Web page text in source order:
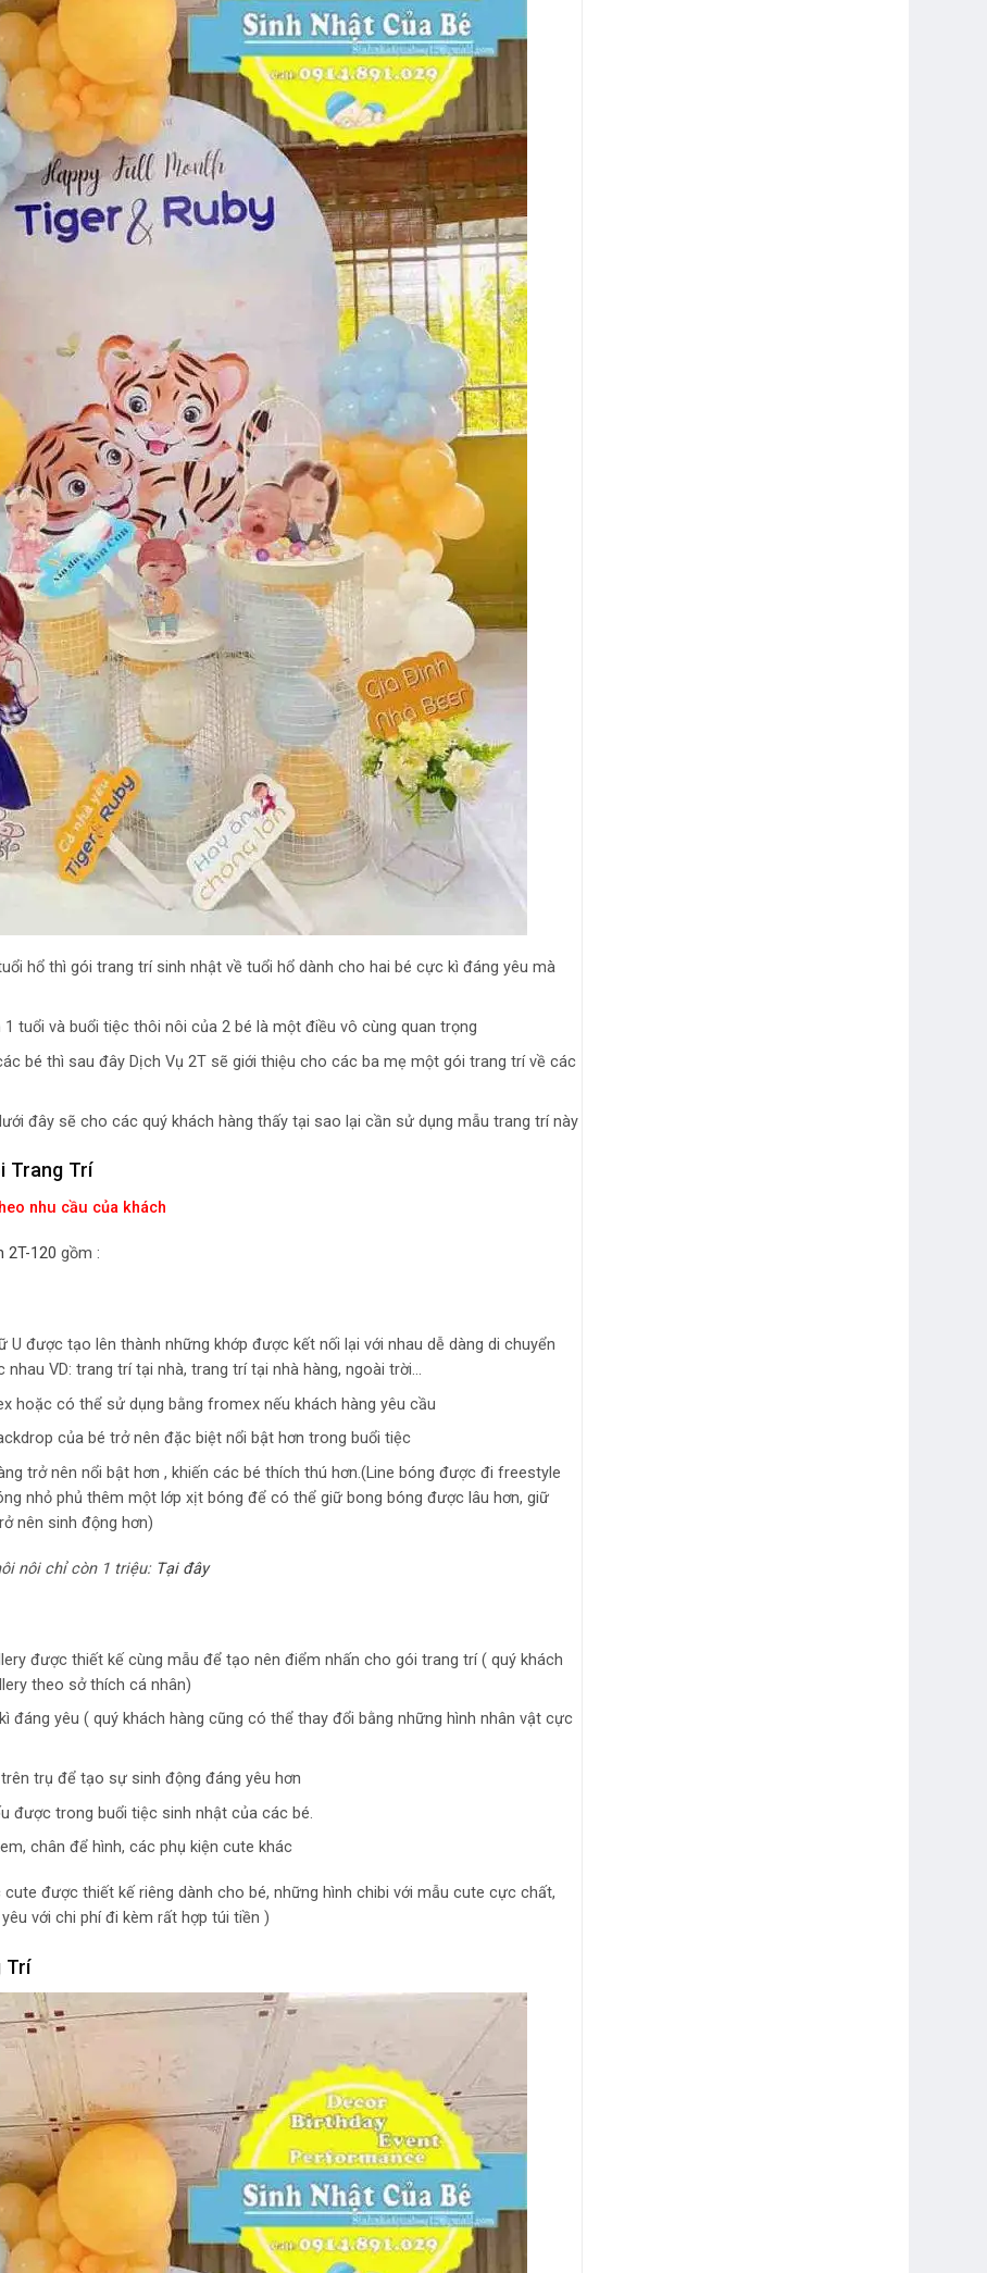
hổ thì gói trang trí sinh nhật về tuổi hổ dành cho hai bé cực kì đáng yêu mà
tuổi và buổi tiệc thôi nôi của 2 bé là một điều vô cùng quan trọng
bé thì sau đây Dịch Vụ 2T sẽ giới thiệu cho các ba mẹ một gói trang trí về các
đây sẽ cho các quý khách hàng thấy tại sao lại cần sử dụng mẫu trang trí này
Trang Trí
nhu cầu của khách
2T-120 gồm :
được tạo lên thành những khớp được kết nối lại với nhau dễ dàng di chuyển
VD: trang trí tại nhà, trang trí tại nhà hàng, ngoài trời…
hoặc có thể sử dụng bằng fromex nếu khách hàng yêu cầu
của bé trở nên đặc biệt nổi bật hơn trong buổi tiệc
trở nên nổi bật hơn , khiến các bé thích thú hơn.(Line bóng được đi freestyle
nhỏ phủ thêm một lớp xịt bóng để có thể giữ bong bóng được lâu hơn, giữ
nên sinh động hơn)
nôi chỉ còn 1 triệu: Tại đây
được thiết kế cùng mẫu để tạo nên điểm nhấn cho gói trang trí ( quý khách
theo sở thích cá nhân)
đáng yêu ( quý khách hàng cũng có thể thay đổi bằng những hình nhân vật cực
trụ để tạo sự sinh động đáng yêu hơn
được trong buổi tiệc sinh nhật của các bé.
chân để hình, các phụ kiện cute khác
được thiết kế riêng dành cho bé, những hình chibi với mẫu cute cực chất,
với chi phí đi kèm rất hợp túi tiền )
Trí